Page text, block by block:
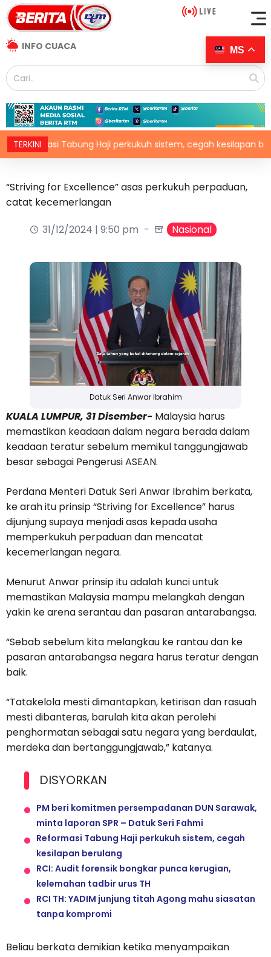
INFO CUACA
TERKINI
Tabung Haji perkukuh sistem, cegah kesilapan berulang
“Striving for Excellence” asas perkukuh perpaduan,
catat kecemerlangan
31/12/2024 | 9:50 pm
Nasional
Datuk Seri Anwar Ibrahim
KUALA LUMPUR, 31 Disember- Malaysia harus
memastikan keadaan dalam negara berada dalam
keadaan teratur sebelum memikul tanggungjawab
besar sebagai Pengerusi ASEAN.
Perdana Menteri Datuk Seri Anwar Ibrahim berkata,
ke arah itu prinsip “Striving for Excellence” harus
dijunjung supaya menjadi asas kepada usaha
memperkukuh perpaduan dan mencatat
kecemerlangan negara.
Menurut Anwar prinsip itu adalah kunci untuk
memastikan Malaysia mampu melangkah dengan
yakin ke arena serantau dan pasaran antarabangsa.
“Sebab sebelum kita melangkau ke rantau dan ke
pasaran antarabangsa negara harus teratur dengan
baik.
“Tatakelola mesti dimantapkan, ketirisan dan rasuah
mesti dibanteras, barulah kita akan perolehi
penghormatan sebagai satu negara yang berdaulat,
merdeka dan bertanggungjawab,” katanya.
DISYORKAN
PM beri komitmen persempadanan DUN Sarawak,
minta laporan SPR – Datuk Seri Fahmi
Reformasi Tabung Haji perkukuh sistem, cegah
kesilapan berulang
RCI: Audit forensik bongkar punca kerugian,
kelemahan tadbir urus TH
RCI TH: YADIM junjung titah Agong mahu siasatan
tanpa kompromi
Beliau berkata demikian ketika menyampaikan
MS